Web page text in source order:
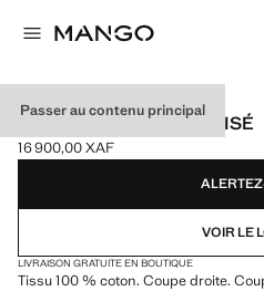
Passer au contenu principal
ROBE COTON DOS CROISÉ
Prix actuel [16 900,00 XAF ]
16 900,00 XAF
Choisissez une couleur
VOIR LE
LIVRAISON GRATUITE EN BOUTIQUE
Tissu 100 % coton. Coupe droite.